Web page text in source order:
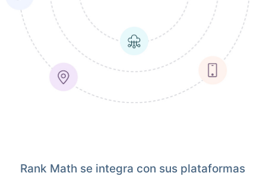
Rank Math se integra con sus plataformas